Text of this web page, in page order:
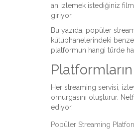
an izlemek istediğiniz
giriyor.
Bu yazıda, popüler
kütüphanelerindeki
platformun hangi türde
Her streaming servisi,
omurgasını oluşturur.
ediyor.
Popüler Streaming